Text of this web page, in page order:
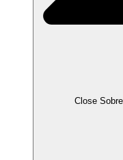
Close